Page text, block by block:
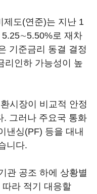
제도(연준)는 지난 1
로 재차
기준금리 동결 결정
리인하 가능성이 높
시장이 비교적 안정
. 그러나 주요국 통화
낸싱(PF) 등을 대내
니다.
관 공조 하에 상황별
라 적기 대응할